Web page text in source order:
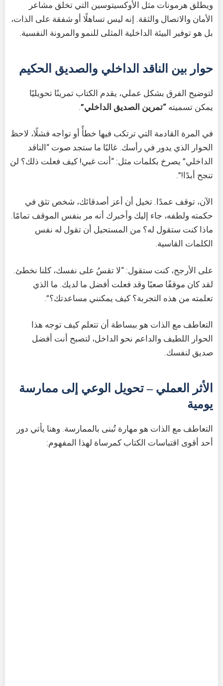
ويطلق هرمونات مثل الأوكسيتوسين التي تخلق مشاعر
الأمان والاتصال والثقة. إنه ليس تساهلًا أو شفقة على الذات،
بل هو توفير البيئة الداخلية المثلى للنمو والمرونة النفسية.
حوار بين الناقد الداخلي والصديق الحكيم
لتوضيح الفرق بشكل عملي، يقدم الكتاب تمرينًا تحويليًا
يمكن تسميته “تمرين الصديق الداخلي”.
في المرة القادمة التي ترتكب فيها خطأً أو تواجه فشلًا، لاحظ
الحوار الذي يدور في رأسك. غالبًا ما ستجد صوت “الناقد
الداخلي” يصرخ بكلمات مثل: “أنت غبي! كيف فعلت ذلك؟ لن
تنجح أبدًا!”.
الآن، توقف عمدًا. تخيل أن أعز أصدقائك، شخص تثق في
حكمته ولطفه، جاء إليك وأخبرك أنه مر بنفس الموقف تمامًا.
ماذا كنت ستقول له؟ من المستحيل أن تقول له نفس
الكلمات القاسية.
على الأرجح، كنت ستقول: “لا تقسُ على نفسك، كلنا نخطئ.
لقد كان موقفًا صعبًا وقد فعلت أفضل ما لديك. ما الذي
تعلمته من هذه التجربة؟ كيف يمكنني مساعدتك؟”.
التعاطف مع الذات هو ببساطة أن تتعلم كيف توجه هذا
الحوار اللطيف والداعم نحو الداخل، لتصبح أنت أفضل
صديق لنفسك.
الأثر العملي – تحويل الوعي إلى ممارسة
يومية
التعاطف مع الذات هو مهارة تُبنى بالممارسة. وهنا يأتي دور
أحد أقوى اقتباسات الكتاب كمرساة لهذا المفهوم: